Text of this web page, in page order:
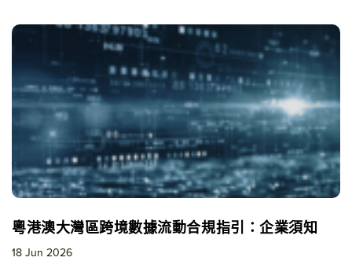
粵港澳大灣區跨境數據流動合規指引：企業須知
18 Jun 2026